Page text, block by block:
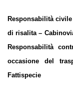
Responsabilità
di risalita –
Responsabilità
occasione del
Fattispecie